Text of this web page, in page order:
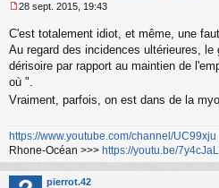
e
s
a
g
e
n
l
u
28 sept. 2015, 19:43
C'est totalement idiot, et même, une
Au regard des incidences ultérieures,
dérisoire par rapport au maintien de
où ".
Vraiment, parfois, on est dans de la
https://www.youtube.com/channel/
Rhone-Océan >>> https://youtu.be/
pierrot.42